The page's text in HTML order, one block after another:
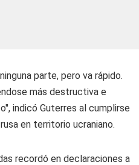
parte, pero va rápido.
más destructiva e
indicó Guterres al cumplirse
en territorio ucraniano.
recordó en declaraciones a